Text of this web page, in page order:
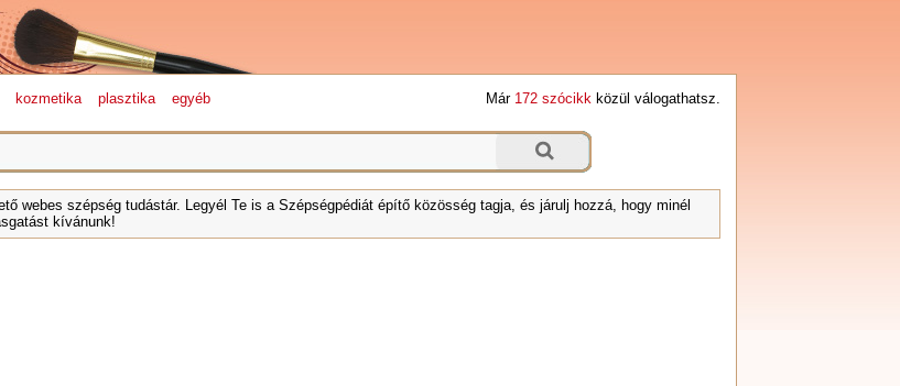
kozmetika plasztika egyéb Már 172 szócikkközül válogathatsz.
webes szépség tudástár. Legyél Te is a Szépségpédiát építő közösség tagja, és járulj hozzá, hogy minél
kívánunk!